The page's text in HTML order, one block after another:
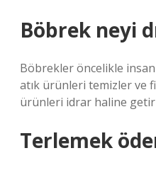
Böbrek neyi
Böbrekler öncelikle
atık ürünleri temizler ve
ürünleri idrar haline
Terlemek